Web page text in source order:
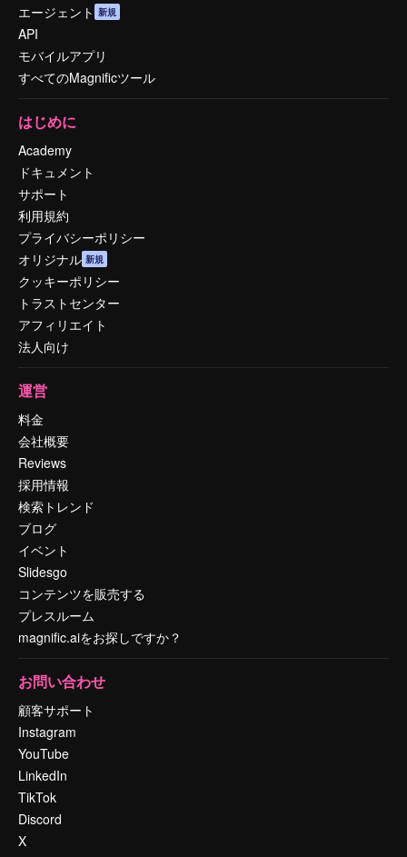
エージェント 新規
API
モバイルアプリ
すべてのMagnificツール
はじめに
Academy
ドキュメント
サポート
利用規約
プライバシーポリシー
オリジナル 新規
クッキーポリシー
トラストセンター
アフィリエイト
法人向け
運営
料金
会社概要
Reviews
採用情報
検索トレンド
ブログ
イベント
Slidesgo
コンテンツを販売する
プレスルーム
magnific.aiをお探しですか？
お問い合わせ
顧客サポート
Instagram
YouTube
LinkedIn
TikTok
Discord
X